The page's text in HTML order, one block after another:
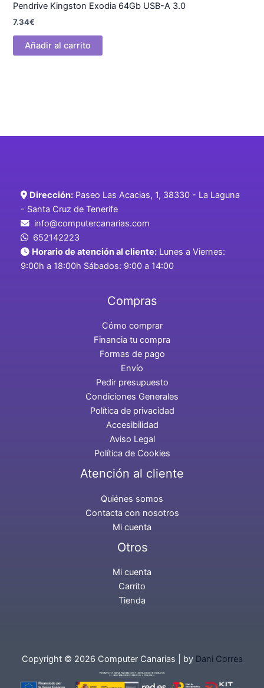
Pendrive Kingston Exodia 64Gb USB-A 3.0
7.34€
Añadir al carrito
Dirección: Paseo Las Acacias, 1, 38330 - La Laguna
- Santa Cruz de Tenerife
info@computercanarias.com
652142223
Horario de atención al cliente: Lunes a Viernes:
9:00h a 18:00h Sábados: 9:00 a 14:00
Compras
Cómo comprar
Financia tu compra
Formas de pago
Envío
Pedir presupuesto
Condiciones Generales
Política de privacidad
Accesibilidad
Aviso Legal
Política de Cookies
Atención al cliente
Quiénes somos
Contacta con nosotros
Mi cuenta
Otros
Mi cuenta
Carrito
Tienda
Copyright © 2026 Computer Canarias | by Dani Correa